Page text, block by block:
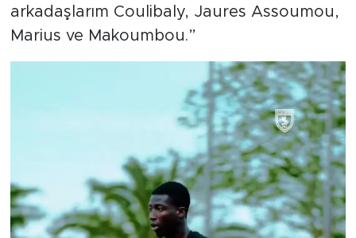
arkadaşlarım Coulibaly, Jaures Assoumou,
Marius ve Makoumbou.”